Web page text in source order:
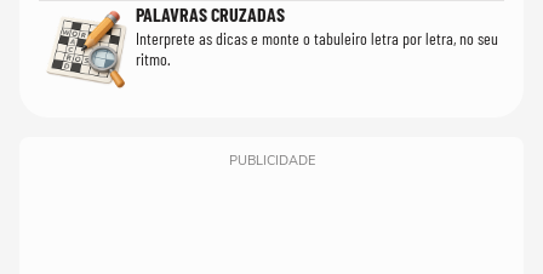
PALAVRAS CRUZADAS
Interprete as dicas e monte o tabuleiro letra por letra, no seu
ritmo.
PUBLICIDADE